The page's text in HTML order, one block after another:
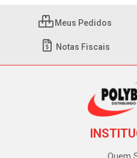
Meus Pedidos
Notas Fiscais